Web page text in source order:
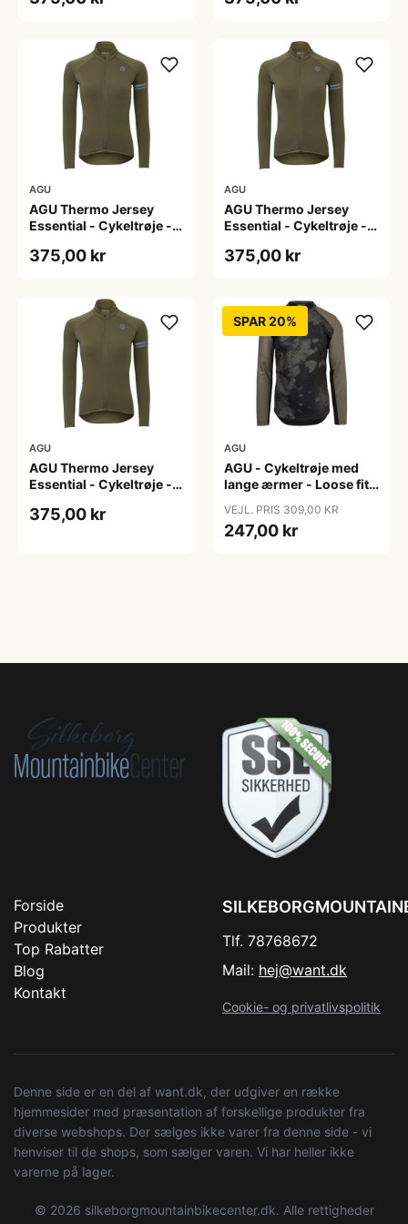
AGU
AGU Thermo Jersey
Essential - Cykeltrøje -
S
375,00 kr
AGU
AGU Thermo Jersey
Essential - Cykeltrøje -
XL
375,00 kr
AGU
AGU Thermo Jersey
Essential - Cykeltrøje -
XXL
375,00 kr
SPAR 20%
AGU
AGU - Cykeltrøje med
lange ærmer - Loose fit -
VEJL. PRIS 309,00 KR
247,00 kr
Forside
Produkter
Top Rabatter
Blog
Kontakt
Tlf. 78768672
Mail: hej@want.dk
Cookie- og privatlivspolitik
Denne side er en del af want.dk, der udgiver en række
hjemmesider med præsentation af forskellige produkter fra
diverse webshops. Der sælges ikke varer fra denne side - vi
henviser til de shops, som sælger varen. Vi har heller ikke
varerne på lager.
© 2026 silkeborgmountainbikecenter.dk. Alle rettigheder